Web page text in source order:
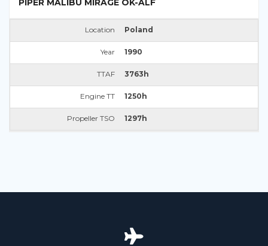
Location Poland
Year 1990
TTAF 3763h
Engine TT 1250h
Propeller TSO 1297h